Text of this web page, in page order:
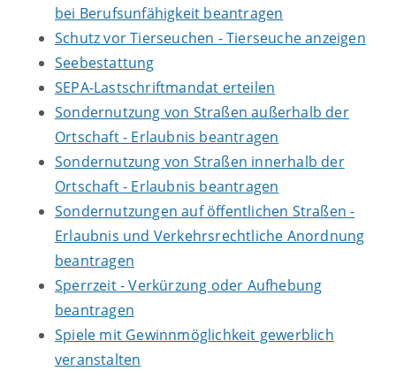
bei Berufsunfähigkeit beantragen
Schutz vor Tierseuchen - Tierseuche anzeigen
Seebestattung
SEPA-Lastschriftmandat erteilen
Sondernutzung von Straßen außerhalb der
Ortschaft - Erlaubnis beantragen
Sondernutzung von Straßen innerhalb der
Ortschaft - Erlaubnis beantragen
Sondernutzungen auf öffentlichen Straßen -
Erlaubnis und Verkehrsrechtliche Anordnung
beantragen
Sperrzeit - Verkürzung oder Aufhebung
beantragen
Spiele mit Gewinnmöglichkeit gewerblich
veranstalten